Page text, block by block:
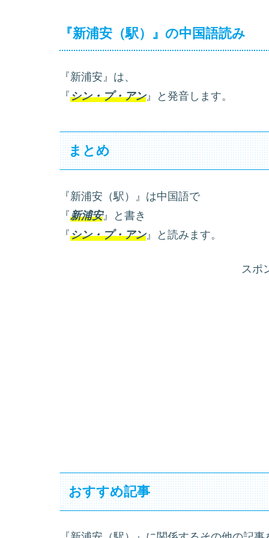
『新浦安（駅）』の中国語読み
『新浦安』は、
『シン・プ・アン』と発音します。
まとめ
『新浦安（駅）』は中国語で
『新浦安』と書き
『シン・プ・アン』と読みます。
スポ
おすすめ記事